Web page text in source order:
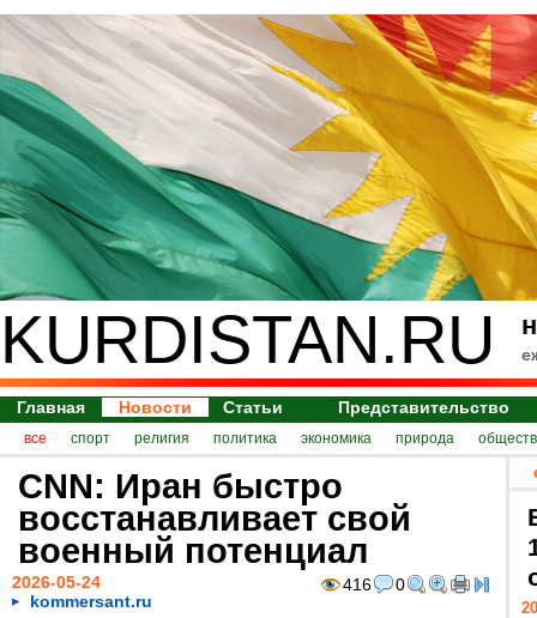
KURDISTAN.RU
Главная Новости Статьи Представительство
все спорт религия политика экономика природа
CNN: Иран быстро
восстанавливает свой
военный потенциал
416 0
2026-05-24
kommersant.ru